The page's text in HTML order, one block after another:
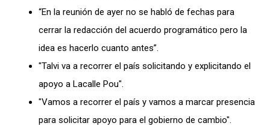
“En la reunión de ayer no se habló de fechas para
cerrar la redacción del acuerdo programático pero la
idea es hacerlo cuanto antes”.
"Talvi va a recorrer el país solicitando y explicitando el
apoyo a Lacalle Pou".
"Vamos a recorrer el país y vamos a marcar presencia
para solicitar apoyo para el gobierno de cambio".